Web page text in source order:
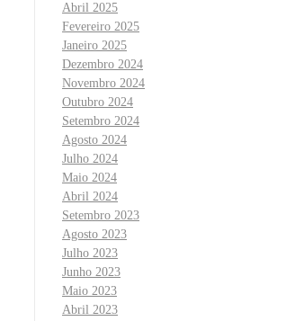
Abril 2025
Fevereiro 2025
Janeiro 2025
Dezembro 2024
Novembro 2024
Outubro 2024
Setembro 2024
Agosto 2024
Julho 2024
Maio 2024
Abril 2024
Setembro 2023
Agosto 2023
Julho 2023
Junho 2023
Maio 2023
Abril 2023